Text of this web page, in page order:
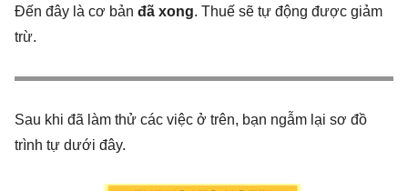
Đến đây là cơ bản đã xong. Thuế sẽ tự động được giảm
trừ.
Sau khi đã làm thử các việc ở trên, bạn ngẫm lại sơ đồ
trình tự dưới đây.